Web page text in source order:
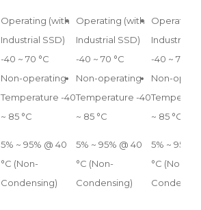
Operating (with
Industrial SSD)
-40 ~ 70 °C
Non-operating
Temperature -40
~ 85 °C
Operating (with
Industrial SSD)
-40 ~ 70 °C
Non-operating
Temperature -40
~ 85 °C
Operating
Industrial
-40 ~ 70 °C
Non-
~ 85 °C
5% ~ 95% @ 40
°C (Non-
Condensing)
5% ~ 95% @ 40
°C (Non-
Condensing)
5% ~ 95%
°C (Non-